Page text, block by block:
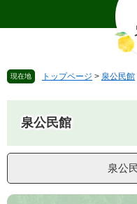
頭
飛
文
現在地 トップページ > 泉公民館
泉公民館
泉公
本